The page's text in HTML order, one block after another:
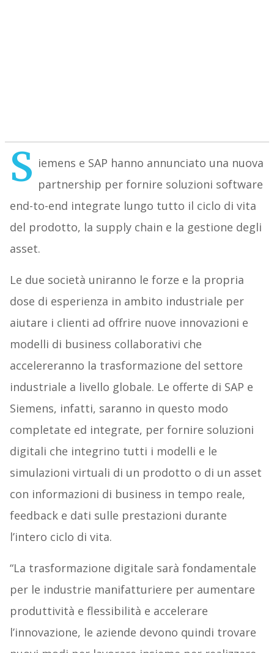
S iemens e SAP hanno annunciato una nuova
partnership per fornire soluzioni software
end-to-end integrate lungo tutto il ciclo di vita
del prodotto, la supply chain e la gestione degli
asset.
Le due società uniranno le forze e la propria
dose di esperienza in ambito industriale per
aiutare i clienti ad offrire nuove innovazioni e
modelli di business collaborativi che
accelereranno la trasformazione del settore
industriale a livello globale. Le offerte di SAP e
Siemens, infatti, saranno in questo modo
completate ed integrate, per fornire soluzioni
digitali che integrino tutti i modelli e le
simulazioni virtuali di un prodotto o di un asset
con informazioni di business in tempo reale,
feedback e dati sulle prestazioni durante
l’intero ciclo di vita.
“La trasformazione digitale sarà fondamentale
per le industrie manifatturiere per aumentare
produttività e flessibilità e accelerare
l’innovazione, le aziende devono quindi trovare